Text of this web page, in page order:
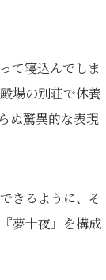
て寝込んでしま
場の別荘で休養
ぬ驚異的な表現
きるように、そ
夢十夜』を構成